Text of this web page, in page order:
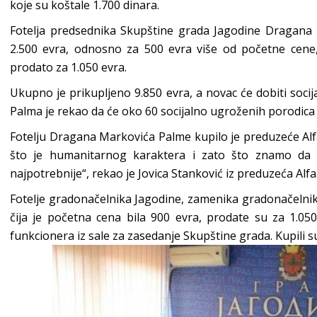
koje su koštale 1.700 dinara.
Fotelja predsednika Skupštine grada Jagodine
2.500 evra, odnosno za 500 evra više od početne
prodato za 1.050 evra.
Ukupno je prikupljeno 9.850 evra, a novac će dobiti
Palma je rekao da će oko 60 socijalno ugroženih
Fotelju Dragana Markovića Palme kupilo je preduzeće
što je humanitarnog karaktera i zato što znamo
najpotrebnije“, rekao je Jovica Stanković iz preduzeća
Fotelje gradonačelnika Jagodine, zamenika
čija je početna cena bila 900 evra, prodate su za
funkcionera iz sale za zasedanje Skupštine grada. Kupili